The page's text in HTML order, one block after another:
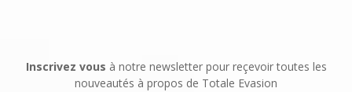
Inscrivez vous à notre newsletter pour reçevoir toutes les
nouveautés à propos de Totale Evasion